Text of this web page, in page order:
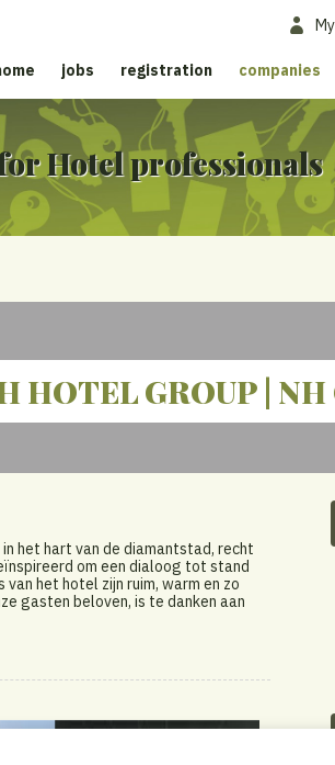
jobs registration companies
Hotel professionals
HOTEL GROUP |
het hart van de diamantstad, recht
om een dialoog tot stand
het hotel zijn ruim, warm en zo
gasten beloven, is te danken aan